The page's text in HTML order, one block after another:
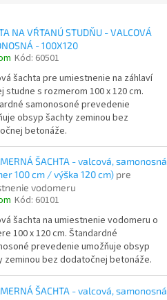
NA VŔTANÚ STUDŇU - VALCOVÁ
- 100X120
Kód: 60501
šachta pre umiestnenie na záhlaví
studne s rozmerom 100 x 120 cm.
samonosoné prevedenie
obsyp šachty zeminou bez
betonáže.
ŠACHTA - valcová, samonosná
100 cm / výška 120 cm) pre
vodomeru
Kód: 60101
šachta na umiestnenie vodomeru o
100 x 120 cm. Štandardné
prevedenie umožňuje obsyp
zeminou bez dodatočnej betonáže.
ŠACHTA - valcová, samonosná